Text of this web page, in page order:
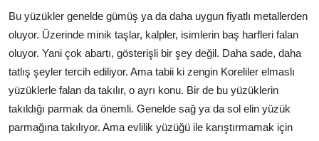
Bu yüzükler genelde gümüş ya da daha uygun fiyatlı metallerden
oluyor. Üzerinde minik taşlar, kalpler, isimlerin baş harfleri falan
oluyor. Yani çok abartı, gösterişli bir şey değil. Daha sade, daha
tatlış şeyler tercih ediliyor. Ama tabii ki zengin Koreliler elmaslı
yüzüklerle falan da takılır, o ayrı konu. Bir de bu yüzüklerin
takıldığı parmak da önemli. Genelde sağ ya da sol elin yüzük
parmağına takılıyor. Ama evlilik yüzüğü ile karıştırmamak için